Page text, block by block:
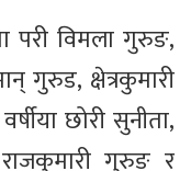
परी विमला गुरुङ,
गुरुड, क्षेत्रकुमारी
छोरी सुनीता,
गुरुङ र